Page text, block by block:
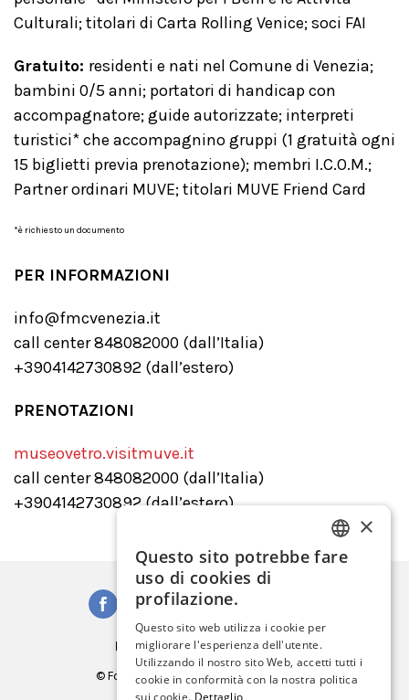
Culturali; titolari di Carta Rolling Venice; soci FAI
Gratuito: residenti e nati nel Comune di Venezia;
bambini 0/5 anni; portatori di handicap con
accompagnatore; guide autorizzate; interpreti
turistici* che accompagnino gruppi (1 gratuità ogni
15 biglietti previa prenotazione); membri I.C.O.M.;
Partner ordinari MUVE; titolari MUVE Friend Card
*è richiesto un documento
PER INFORMAZIONI
info@fmcvenezia.it
call center 848082000 (dall’Italia)
+3904142730892 (dall’estero)
PRENOTAZIONI
museovetro.visitmuve.it
call center 848082000 (dall’Italia)
+3904142730892 (dall’estero)
Iscriviti alla Newsletter
© Fondazione Musei Civici di Venezia
C.F. e P.IVA 03842230272
ITALIAN
GERMAN
FRENCH
×
Questo sito potrebbe fare
uso di cookies di
profilazione.
Questo sito web utilizza i cookie per
migliorare l'esperienza dell'utente.
Utilizzando il nostro sito Web, accetti tutti i
cookie in conformità con la nostra politica
sui cookie. Dettaglio